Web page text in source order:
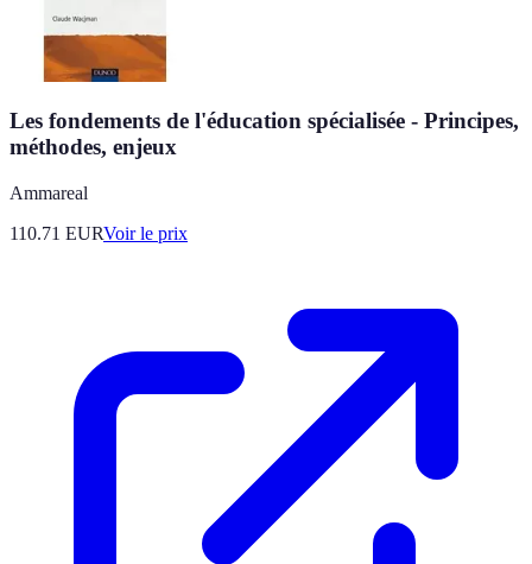
Les fondements de l'éducation spécialisée - Principes,
méthodes, enjeux
Ammareal
110.71 EURVoir le prix